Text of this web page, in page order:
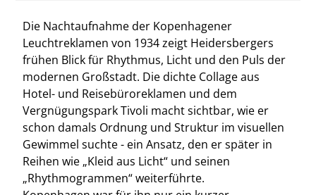
Die Nachtaufnahme der Kopenhagener
Leuchtreklamen von 1934 zeigt Heidersbergers
frühen Blick für Rhythmus, Licht und den Puls der
modernen Großstadt. Die dichte Collage aus
Hotel- und Reisebüroreklamen und dem
Vergnügungspark Tivoli macht sichtbar, wie er
schon damals Ordnung und Struktur im visuellen
Gewimmel suchte - ein Ansatz, den er später in
Reihen wie „Kleid aus Licht“ und seinen
„Rhythmogrammen“ weiterführte.